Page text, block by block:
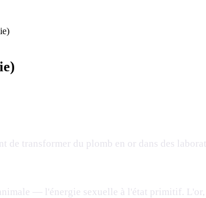
de transformer du plomb en or dans des
— l'énergie sexuelle à l'état primitif.